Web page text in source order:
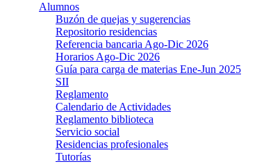
Alumnos
Buzón de quejas y sugerencias
Repositorio residencias
Referencia bancaria Ago-Dic 2026
Horarios Ago-Dic 2026
Guía para carga de materias Ene-Jun 2025
SII
Reglamento
Calendario de Actividades
Reglamento biblioteca
Servicio social
Residencias profesionales
Tutorías